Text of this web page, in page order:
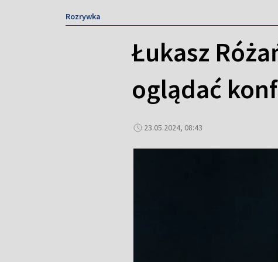
Rozrywka
Łukasz
oglądać
23.05.2024, 08:43